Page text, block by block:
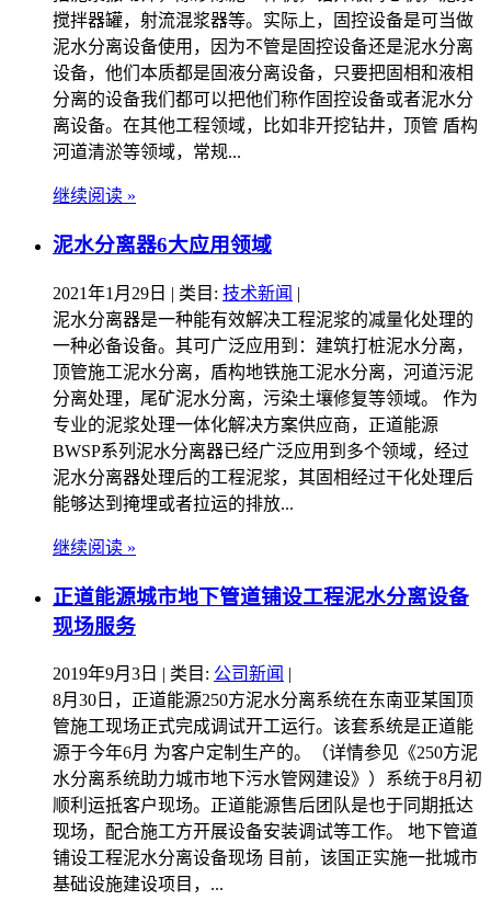
搅拌器罐，射流混浆器等。实际上，固控设备是可当做
泥水分离设备使用，因为不管是固控设备还是泥水分离
设备，他们本质都是固液分离设备，只要把固相和液相
分离的设备我们都可以把他们称作固控设备或者泥水分
离设备。在其他工程领域，比如非开挖钻井，顶管 盾构
河道清淤等领域，常规...
继续阅读 »
泥水分离器6大应用领域
2021年1月29日 | 类目: 技术新闻 |
泥水分离器是一种能有效解决工程泥浆的减量化处理的
一种必备设备。其可广泛应用到：建筑打桩泥水分离，
顶管施工泥水分离，盾构地铁施工泥水分离，河道污泥
分离处理，尾矿泥水分离，污染土壤修复等领域。 作为
专业的泥浆处理一体化解决方案供应商，正道能源
BWSP系列泥水分离器已经广泛应用到多个领域，经过
泥水分离器处理后的工程泥浆，其固相经过干化处理后
能够达到掩埋或者拉运的排放...
继续阅读 »
正道能源城市地下管道铺设工程泥水分离设备
现场服务
2019年9月3日 | 类目: 公司新闻 |
8月30日，正道能源250方泥水分离系统在东南亚某国顶
管施工现场正式完成调试开工运行。该套系统是正道能
源于今年6月 为客户定制生产的。（详情参见《250方泥
水分离系统助力城市地下污水管网建设》）系统于8月初
顺利运抵客户现场。正道能源售后团队是也于同期抵达
现场，配合施工方开展设备安装调试等工作。 地下管道
铺设工程泥水分离设备现场 目前，该国正实施一批城市
基础设施建设项目，...